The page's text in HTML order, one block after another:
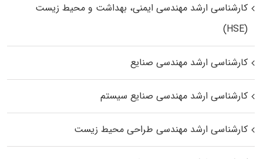
کارشناسی ارشد مهندسی ایمنی، بهداشت و محیط زیست
(HSE)
کارشناسی ارشد مهندسی صنایع
کارشناسی ارشد مهندسی صنایع سیستم
کارشناسی ارشد مهندسی طراحی محیط زیست